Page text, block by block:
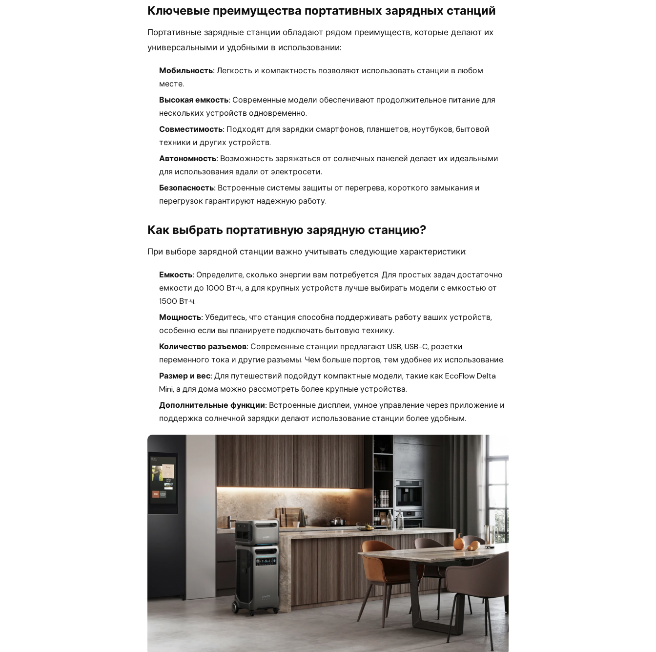
Ключевые преимущества портативных зарядных станций
Портативные зарядные станции обладают рядом преимуществ, которые делают их
универсальными и удобными в использовании:
Мобильность: Легкость и компактность позволяют использовать станции в любом
месте.
Высокая емкость: Современные модели обеспечивают продолжительное питание для
нескольких устройств одновременно.
Совместимость: Подходят для зарядки смартфонов, планшетов, ноутбуков, бытовой
техники и других устройств.
Автономность: Возможность заряжаться от солнечных панелей делает их идеальными
для использования вдали от электросети.
Безопасность: Встроенные системы защиты от перегрева, короткого замыкания и
перегрузок гарантируют надежную работу.
Как выбрать портативную зарядную станцию?
При выборе зарядной станции важно учитывать следующие характеристики:
Емкость: Определите, сколько энергии вам потребуется. Для простых задач достаточно
емкости до 1000 Вт·ч, а для крупных устройств лучше выбирать модели с емкостью от
1500 Вт·ч.
Мощность: Убедитесь, что станция способна поддерживать работу ваших устройств,
особенно если вы планируете подключать бытовую технику.
Количество разъемов: Современные станции предлагают USB, USB-C, розетки
переменного тока и другие разъемы. Чем больше портов, тем удобнее их использование.
Размер и вес: Для путешествий подойдут компактные модели, такие как EcoFlow Delta
Mini, а для дома можно рассмотреть более крупные устройства.
Дополнительные функции: Встроенные дисплеи, умное управление через приложение и
поддержка солнечной зарядки делают использование станции более удобным.